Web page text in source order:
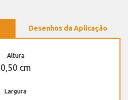
Desenhos da Aplicação
Altura
0,50 cm
Largura